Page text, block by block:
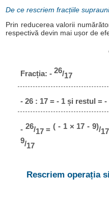
De ce rescriem fracțiile
Prin reducerea valorii
respectivă devin mai ușor de
Fracția: - 26/17
- 26 : 17 = - 1 și restul =
- 26/17=( - 1 × 17 - 9)/17
9/17
Rescriem operația